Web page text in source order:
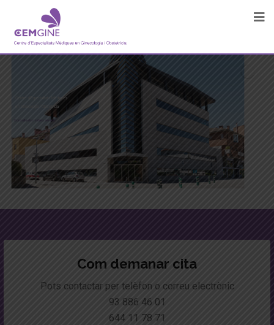
Centre d'Especialitats Mèdiques
en Ginecologia i Obstetrícia
Consulta els nostres serveis
Com demanar cita
Pots contactar per telèfon o correu electrònic
93 886 46 01
644 11 78 71